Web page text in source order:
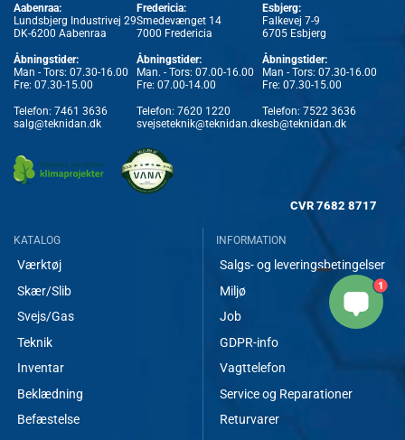
Aabenraa:
Lundsbjerg Industrivej 29
DK-6200 Aabenraa
Åbningstider:
Man - Tors: 07.30-16.00
Fre: 07.30-15.00
Telefon: 7461 3636
salg@teknidan.dk
Fredericia:
Smedevænget 14
7000 Fredericia
Åbningstider:
Man. - Tors: 07.00-16.00
Fre: 07.00-14.00
Telefon: 7620 1220
svejseteknik@teknidan.dk
Esbjerg:
Falkevej 7-9
6705 Esbjerg
Åbningstider:
Man - Tors: 07.30-16.00
Fre: 07.30-15.00
Telefon: 7522 3636
esb@teknidan.dk
CVR 7682 8717
KATALOG
Værktøj
Skær/Slib
Svejs/Gas
Teknik
Inventar
Beklædning
Befæstelse
INFORMATION
Salgs- og leveringsbetingelser
Miljø
Job
GDPR-info
Vagttelefon
Service og Reparationer
Returvarer
1